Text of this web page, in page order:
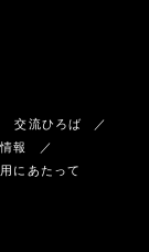
交流ひろば
報
にあたって